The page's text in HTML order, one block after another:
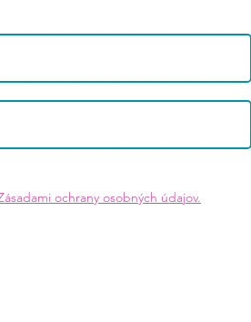
ochrany osobných údajov.